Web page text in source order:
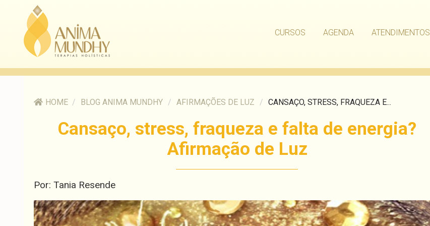
CURSOS AGENDA ATENDIMENTOS
HOME / BLOG ANIMA MUNDHY / AFIRMAÇÕES DE LUZ / CANSAÇO, STRESS, FRAQUEZA E...
Cansaço, stress, fraqueza e falta de energia?
Afirmação de Luz
Por: Tania Resende